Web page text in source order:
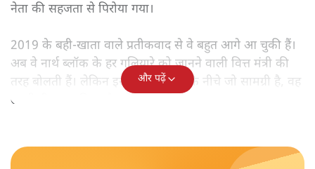
नेता की सहजता से पिरोया गया।
2019 के बही‑खाता वाले प्रतीकवाद से वे बहुत आगे आ चुकी हैं।
अब वे नार्थ ब्लॉक के हर गलियारे को जानने वाली वित्त मंत्री की
तरह बोलती हैं। लेकिन इस आत्मविश्वास के नीचे जो सामग्री है, वह
उतनी ही अनुमानित और दोहराव भरी।
और पढ़ें